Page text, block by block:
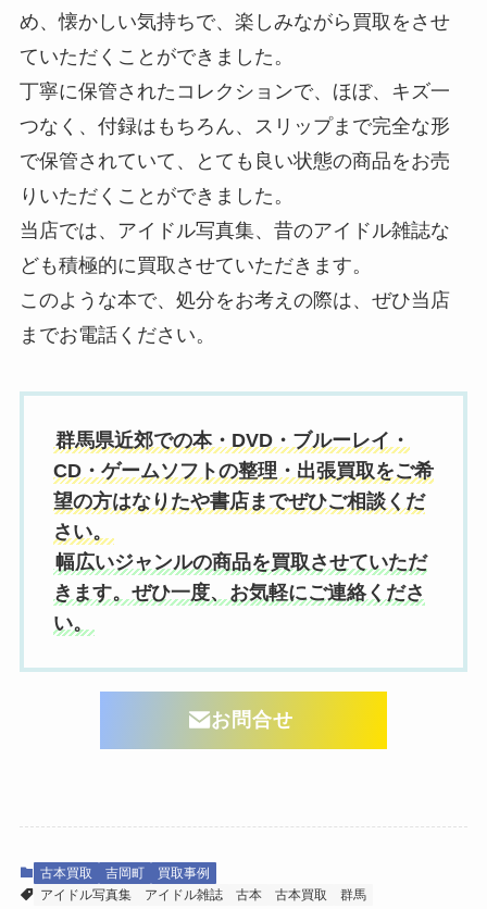
め、懐かしい気持ちで、楽しみながら買取をさせ
ていただくことができました。
丁寧に保管されたコレクションで、ほぼ、キズ一
つなく、付録はもちろん、スリップまで完全な形
で保管されていて、とても良い状態の商品をお売
りいただくことができました。
当店では、アイドル写真集、昔のアイドル雑誌な
ども積極的に買取させていただきます。
このような本で、処分をお考えの際は、ぜひ当店
までお電話ください。
群馬県近郊での本・DVD・ブルーレイ・
CD・ゲームソフトの整理・出張買取をご希
望の方はなりたや書店までぜひご相談くだ
さい。
幅広いジャンルの商品を買取させていただ
きます。ぜひ一度、お気軽にご連絡くださ
い。
お問合せ
古本買取 吉岡町
買取事例
アイドル写真集
アイドル雑誌 古本 古本買取 群馬